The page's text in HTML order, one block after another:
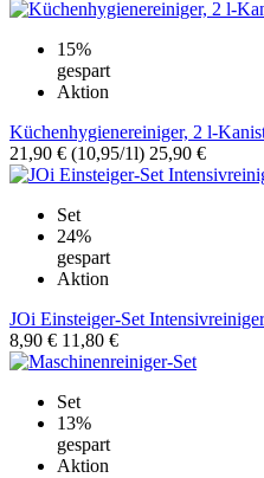
15%
gespart
Aktion
Küchenhygienereiniger, 2 l-
21,90 € (10,95/1l) 25,90 €
Set
24%
gespart
Aktion
JOi Einsteiger-Set Intensivreiniger
8,90 € 11,80 €
Set
13%
gespart
Aktion